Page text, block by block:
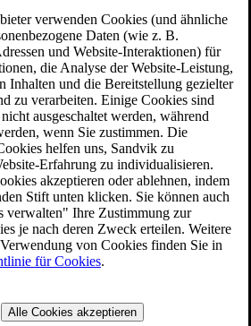
verwenden Cookies (und ähnliche
Daten (wie z. B.
und Website-Interaktionen) für
die Analyse der Website-Leistung,
Inhalten und die Bereitstellung gezielter
zu verarbeiten. Einige Cookies sind
ausgeschaltet werden, während
wenn Sie zustimmen. Die
helfen uns, Sandvik zu
Erfahrung zu individualisieren.
akzeptieren oder ablehnen, indem
Stift unten klicken. Sie können auch
verwalten" Ihre Zustimmung zur
je nach deren Zweck erteilen. Weitere
von Cookies finden Sie in
für Cookies.
Alle Cookies akzeptieren